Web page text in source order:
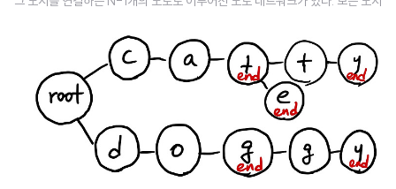
주어진다. 총 K www.acmicpc.net 이 문제는 꽤 어렵다. https://solved.ac/
라는 알고리즘 문제 난이도 측정 사이트에서는 이 문제를 플레티넘 4 레벨로 분
류했다. 플레티넘 레벨은 상당수가 쉽게 해결책을 찾기 어려운 고난이도 문제이
다.(나에게는) 이 문제도 그래서 사실 풀다가 다른 사람의 소스를 어느 정도 참
고하였고, 천천히 상세하게 풀이를 정리..